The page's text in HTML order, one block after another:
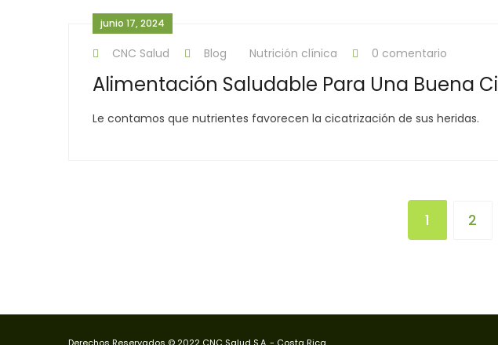
junio 17, 2024
CNC Salud Blog Nutrición clínica 0 comentario
Alimentación Saludable Para Una Buena
Le contamos que nutrientes favorecen la cicatrización de sus heridas.
1 2